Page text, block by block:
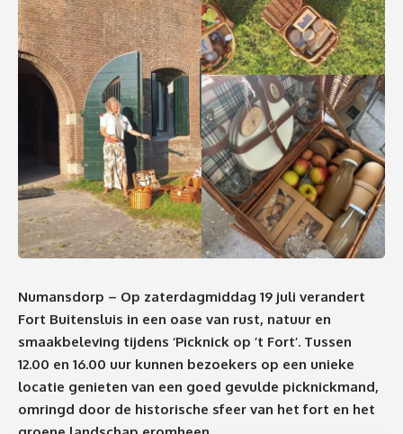
Numansdorp – Op zaterdagmiddag 19 juli verandert
Fort Buitensluis in een oase van rust, natuur en
smaakbeleving tijdens ‘Picknick op ’t Fort’. Tussen
12.00 en 16.00 uur kunnen bezoekers op een unieke
locatie genieten van een goed gevulde picknickmand,
omringd door de historische sfeer van het fort en het